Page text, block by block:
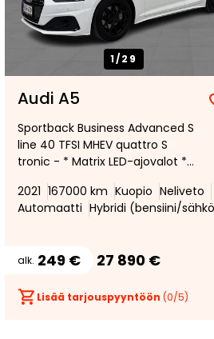
1/29
Audi A5
Sportback Business Advanced S
line 40 TFSI MHEV quattro S
tronic - * Matrix LED-ajovalot *
vakionopeudensäädin *
vetokoukku *
2021 167000 km Kuopio Neliveto
Automaatti Hybridi (bensiini/
alk. 249 € 27 890 €
Lisää tarjouspyyntöön (0/5)